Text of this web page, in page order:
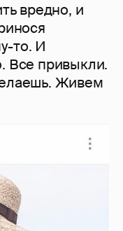
вредно, и
то. И
Все привыкли.
Живем